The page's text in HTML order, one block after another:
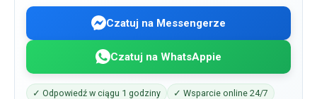
Czatuj na Messengerze
Czatuj na WhatsAppie
✓ Odpowiedź w ciągu 1 godziny
✓ Wsparcie online 24/7